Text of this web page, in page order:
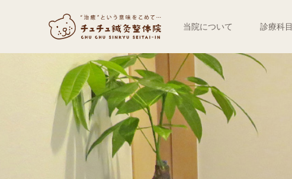
当院について 診療科目